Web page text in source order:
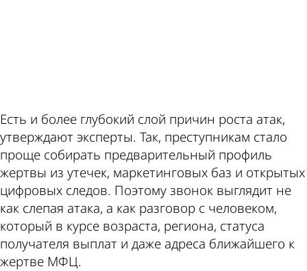
Есть и более глубокий слой причин роста атак,
утверждают эксперты. Так, преступникам стало
проще собирать предварительный профиль
жертвы из утечек, маркетинговых баз и открытых
цифровых следов. Поэтому звонок выглядит не
как слепая атака, а как разговор с человеком,
который в курсе возраста, региона, статуса
получателя выплат и даже адреса ближайшего к
жертве МФЦ.